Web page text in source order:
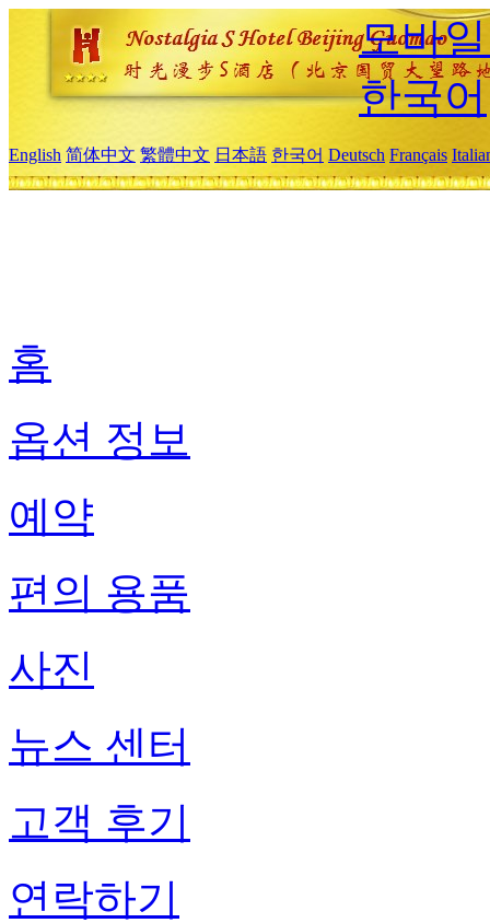
모바
한국어
English 简体中文 繁體中文 日本語 한국어 Deutsch Français
홈
옵션 정보
예약
편의 용품
사진
뉴스 센터
고객 후기
연락하기